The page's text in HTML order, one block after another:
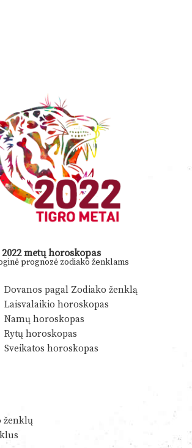
2022 metų horoskopas
prognozė zodiako ženklams
Dovanos pagal Zodiako ženklą
Laisvalaikio horoskopas
Namų horoskopas
Rytų horoskopas
Sveikatos horoskopas
ženklų